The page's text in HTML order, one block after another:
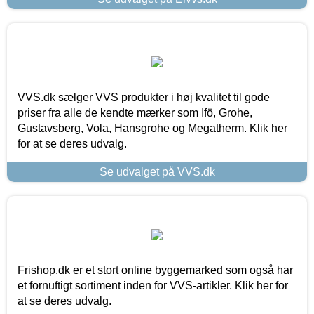
VVS.dk sælger VVS produkter i høj kvalitet til gode
priser fra alle de kendte mærker som Ifö, Grohe,
Gustavsberg, Vola, Hansgrohe og Megatherm. Klik her
for at se deres udvalg.
Se udvalget på VVS.dk
Frishop.dk er et stort online byggemarked som også har
et fornuftigt sortiment inden for VVS-artikler. Klik her for
at se deres udvalg.